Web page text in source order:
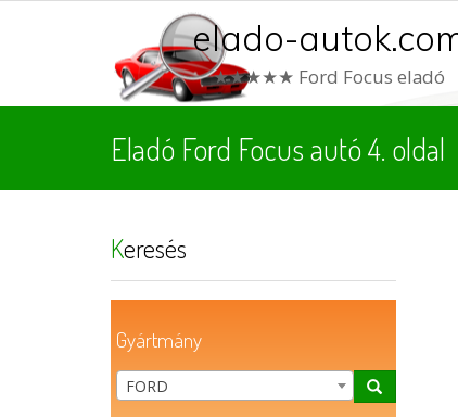
elado-
★★★★★ Ford Focus eladó
Eladó Ford Focus autó 4. oldal
Keresés
Gyártmány
FORD